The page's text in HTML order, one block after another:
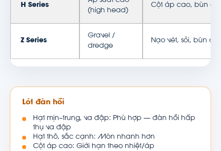
H Series
(high head)
Cột áp cao, bùn
Z Series
Gravel /
dredge
Nạo vét, sỏi, bùn
Lót đàn hồi
Hạt mịn–trung, va đập: Phù hợp — đàn hồi hấp
thụ va đập
Hạt thô, sắc cạnh: Mòn nhanh hơn
Cột áp cao: Giới hạn theo nhiệt/áp